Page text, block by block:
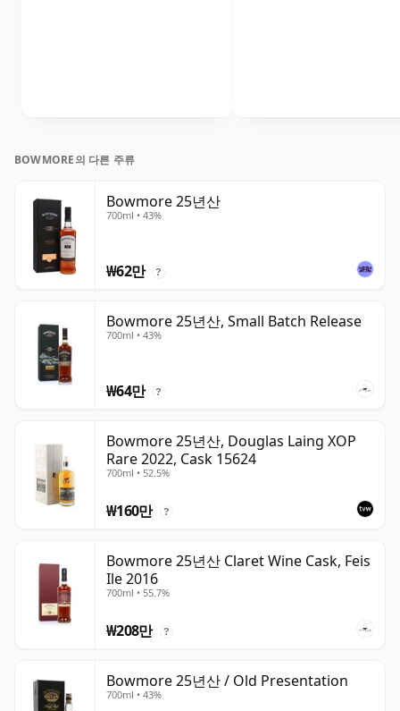
BOWMORE의 다른 주류
Bowmore 25년산
700ml • 43%
₩62만 ?
Bowmore 25년산, Small Batch Release
700ml • 43%
₩64만 ?
Bowmore 25년산, Douglas Laing XOP
Rare 2022, Cask 15624
700ml • 52.5%
₩160만 ?
Bowmore 25년산 Claret Wine Cask, Feis
Ile 2016
700ml • 55.7%
₩208만 ?
Bowmore 25년산 / Old Presentation
700ml • 43%